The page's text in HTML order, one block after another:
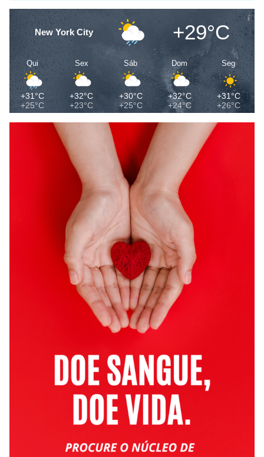
New York City +29°C
Qui
+31°C
+25°C
Sex
+32°C
+23°C
Sáb
+30°C
+25°C
Dom
+32°C
+24°C
Seg
+31°C
+26°C